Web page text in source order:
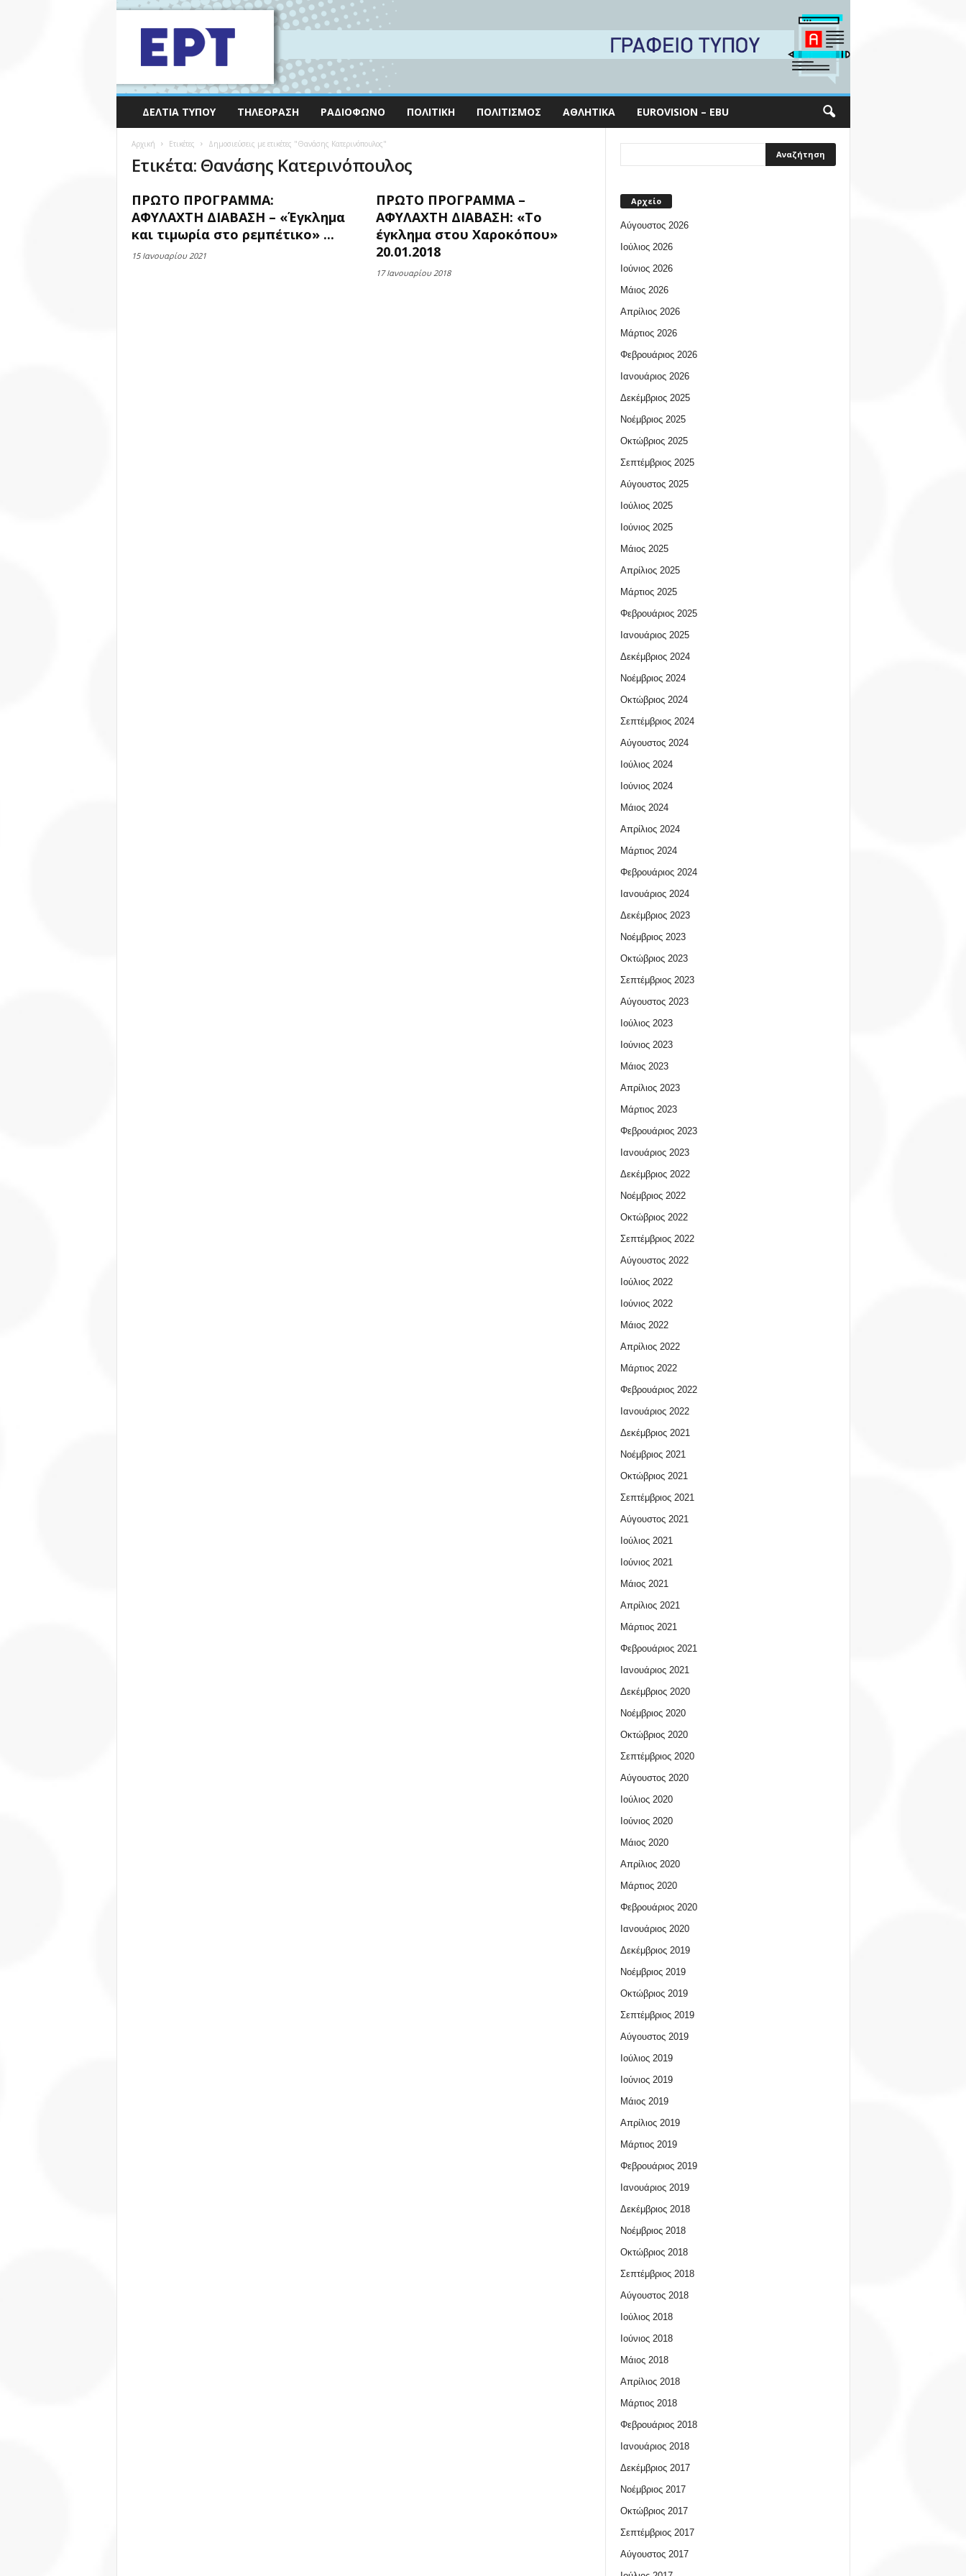
ΔΕΛΤΊΑ ΤΎΠΟΥ ΤΗΛΕΌΡΑΣΗ ΡΑΔΙΌΦΩΝΟ ΠΟΛΙΤΙΚΉ ΠΟΛΙΤΙΣΜΌΣ ΑΘΛΗΤΙΚΆ EUROVISION – EBU
Αρχική Ετικέτες Δημοσιεύσεις με ετικέτες "Θανάσης Κατερινόπουλος"
Ετικέτα: Θανάσης Κατερινόπουλος
ΠΡΩΤΟ ΠΡΟΓΡΑΜΜΑ:
ΑΦΥΛΑΧΤΗ ΔΙΑΒΑΣΗ – «Έγκλημα
και τιμωρία στο ρεμπέτικο» ...
15 Ιανουαρίου 2021
ΠΡΩΤΟ ΠΡΟΓΡΑΜΜΑ –
ΑΦΥΛΑΧΤΗ ΔΙΑΒΑΣΗ: «Το
έγκλημα στου Χαροκόπου»
20.01.2018
17 Ιανουαρίου 2018
Αρχείο
Αύγουστος 2026
Ιούλιος 2026
Ιούνιος 2026
Μάιος 2026
Απρίλιος 2026
Μάρτιος 2026
Φεβρουάριος 2026
Ιανουάριος 2026
Δεκέμβριος 2025
Νοέμβριος 2025
Οκτώβριος 2025
Σεπτέμβριος 2025
Αύγουστος 2025
Ιούλιος 2025
Ιούνιος 2025
Μάιος 2025
Απρίλιος 2025
Μάρτιος 2025
Φεβρουάριος 2025
Ιανουάριος 2025
Δεκέμβριος 2024
Νοέμβριος 2024
Οκτώβριος 2024
Σεπτέμβριος 2024
Αύγουστος 2024
Ιούλιος 2024
Ιούνιος 2024
Μάιος 2024
Απρίλιος 2024
Μάρτιος 2024
Φεβρουάριος 2024
Ιανουάριος 2024
Δεκέμβριος 2023
Νοέμβριος 2023
Οκτώβριος 2023
Σεπτέμβριος 2023
Αύγουστος 2023
Ιούλιος 2023
Ιούνιος 2023
Μάιος 2023
Απρίλιος 2023
Μάρτιος 2023
Φεβρουάριος 2023
Ιανουάριος 2023
Δεκέμβριος 2022
Νοέμβριος 2022
Οκτώβριος 2022
Σεπτέμβριος 2022
Αύγουστος 2022
Ιούλιος 2022
Ιούνιος 2022
Μάιος 2022
Απρίλιος 2022
Μάρτιος 2022
Φεβρουάριος 2022
Ιανουάριος 2022
Δεκέμβριος 2021
Νοέμβριος 2021
Οκτώβριος 2021
Σεπτέμβριος 2021
Αύγουστος 2021
Ιούλιος 2021
Ιούνιος 2021
Μάιος 2021
Απρίλιος 2021
Μάρτιος 2021
Φεβρουάριος 2021
Ιανουάριος 2021
Δεκέμβριος 2020
Νοέμβριος 2020
Οκτώβριος 2020
Σεπτέμβριος 2020
Αύγουστος 2020
Ιούλιος 2020
Ιούνιος 2020
Μάιος 2020
Απρίλιος 2020
Μάρτιος 2020
Φεβρουάριος 2020
Ιανουάριος 2020
Δεκέμβριος 2019
Νοέμβριος 2019
Οκτώβριος 2019
Σεπτέμβριος 2019
Αύγουστος 2019
Ιούλιος 2019
Ιούνιος 2019
Μάιος 2019
Απρίλιος 2019
Μάρτιος 2019
Φεβρουάριος 2019
Ιανουάριος 2019
Δεκέμβριος 2018
Νοέμβριος 2018
Οκτώβριος 2018
Σεπτέμβριος 2018
Αύγουστος 2018
Ιούλιος 2018
Ιούνιος 2018
Μάιος 2018
Απρίλιος 2018
Μάρτιος 2018
Φεβρουάριος 2018
Ιανουάριος 2018
Δεκέμβριος 2017
Νοέμβριος 2017
Οκτώβριος 2017
Σεπτέμβριος 2017
Αύγουστος 2017